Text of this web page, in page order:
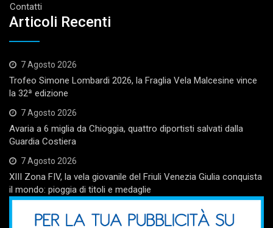
Contatti
Articoli Recenti
7 Agosto 2026
Trofeo Simone Lombardi 2026, la Fraglia Vela Malcesine vince
la 32ª edizione
7 Agosto 2026
Avaria a 6 miglia da Chioggia, quattro diportisti salvati dalla
Guardia Costiera
7 Agosto 2026
XIII Zona FIV, la vela giovanile del Friuli Venezia Giulia conquista
il mondo: pioggia di titoli e medaglie